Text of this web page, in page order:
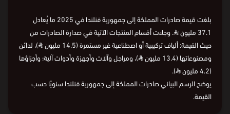
بلغت قيمة صادرات المملكة إلى جمهورية فنلندا في 2025 ما يُعادل
37.1 مليون
⃁. وجاءت أقسام المنتجات الآتية في صدارة الصادرات من
حيث القيمة: ألياف تركيبية أو اصطناعية غير مستمرة (14.5 مليون
⃁)، لدائن
ومصنوعاتها (13.4 مليون
⃁)، ومراجل وآلات وأجهزة وأدوات آلية؛ وأجزاؤها
(4.2 مليون
⃁
).
يوضح الرسم البياني صادرات المملكة إلى جمهورية فنلندا سنويًا حسب
القيمة.